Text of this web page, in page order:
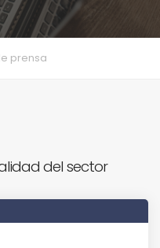
prensa
del sector